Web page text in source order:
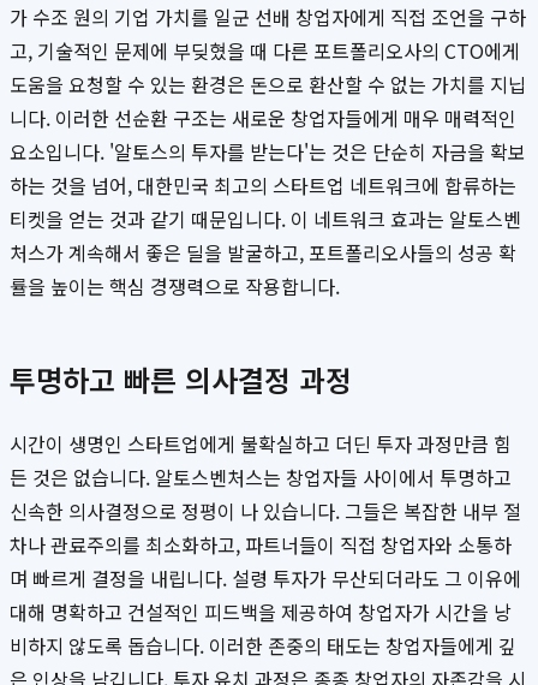
가 수조 원의 기업 가치를 일군 선배 창업자에게 직접 조언을 구하
고, 기술적인 문제에 부딪혔을 때 다른 포트폴리오사의 CTO에게
도움을 요청할 수 있는 환경은 돈으로 환산할 수 없는 가치를 지닙
니다. 이러한 선순환 구조는 새로운 창업자들에게 매우 매력적인
요소입니다. '알토스의 투자를 받는다'는 것은 단순히 자금을 확보
하는 것을 넘어, 대한민국 최고의 스타트업 네트워크에 합류하는
티켓을 얻는 것과 같기 때문입니다. 이 네트워크 효과는 알토스벤
처스가 계속해서 좋은 딜을 발굴하고, 포트폴리오사들의 성공 확
률을 높이는 핵심 경쟁력으로 작용합니다.
투명하고 빠른 의사결정 과정
시간이 생명인 스타트업에게 불확실하고 더딘 투자 과정만큼 힘
든 것은 없습니다. 알토스벤처스는 창업자들 사이에서 투명하고
신속한 의사결정으로 정평이 나 있습니다. 그들은 복잡한 내부 절
차나 관료주의를 최소화하고, 파트너들이 직접 창업자와 소통하
며 빠르게 결정을 내립니다. 설령 투자가 무산되더라도 그 이유에
대해 명확하고 건설적인 피드백을 제공하여 창업자가 시간을 낭
비하지 않도록 돕습니다. 이러한 존중의 태도는 창업자들에게 깊
은 인상을 남깁니다. 투자 유치 과정은 종종 창업자의 자존감을 시